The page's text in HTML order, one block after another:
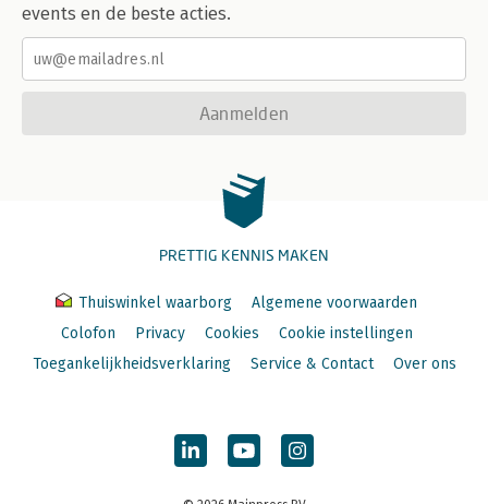
events en de beste acties.
Aanmelden
PRETTIG KENNIS MAKEN
Thuiswinkel waarborg
Algemene voorwaarden
Colofon
Privacy Cookies
Cookie instellingen
Toegankelijkheidsverklaring
Service & Contact Over ons